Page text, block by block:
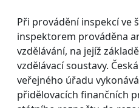
Při provádění inspekcí ve
inspektorem prováděna
vzdělávání, na jejíž
vzdělávací soustavy.
veřejného úřadu
přidělovacích finančních